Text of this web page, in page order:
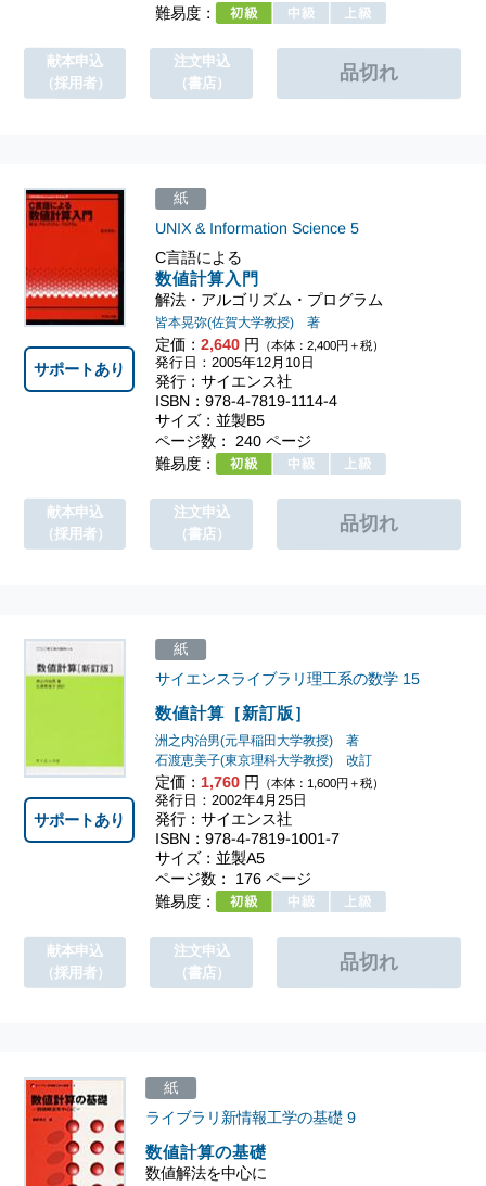
難易度：
献本申込
（採用者）
注文申込
（書店）
C言語による
数値計算入門
解法・アルゴリズム・プログラム
UNIX & Information Science5
皆本晃弥(佐賀大学教授) 著
定価： 2,640円 （本体：2,400円＋税）
紙
発行日：2005年12月10日
発行：サイエンス社
ISBN：978-4-7819-1114-4
サイズ：並製B5
ページ数： 240 ページ
難易度：
サポートあり
献本申込
（採用者）
注文申込
（書店）
数値計算［新訂版］
サイエンスライブラリ理工系の数学15
洲之内治男(元早稲田大学教授) 著
石渡恵美子(東京理科大学教授) 改訂
定価： 1,760円 （本体：1,600円＋税）
紙
発行日：2002年4月25日
発行：サイエンス社
ISBN：978-4-7819-1001-7
サイズ：並製A5
ページ数： 176 ページ
難易度：
サポートあり
献本申込
（採用者）
注文申込
（書店）
数値計算の基礎
数値解法を中心に
ライブラリ新情報工学の基礎 9
紙